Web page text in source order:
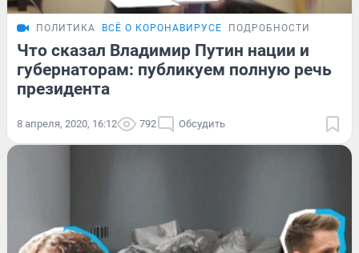
ПОЛИТИКА ВСЁ О КОРОНАВИРУСЕ ПОДРОБНОСТИ
Что сказал Владимир Путин нации и
губернаторам: публикуем полную речь
президента
8 апреля, 2020, 16:12 792 Обсудить